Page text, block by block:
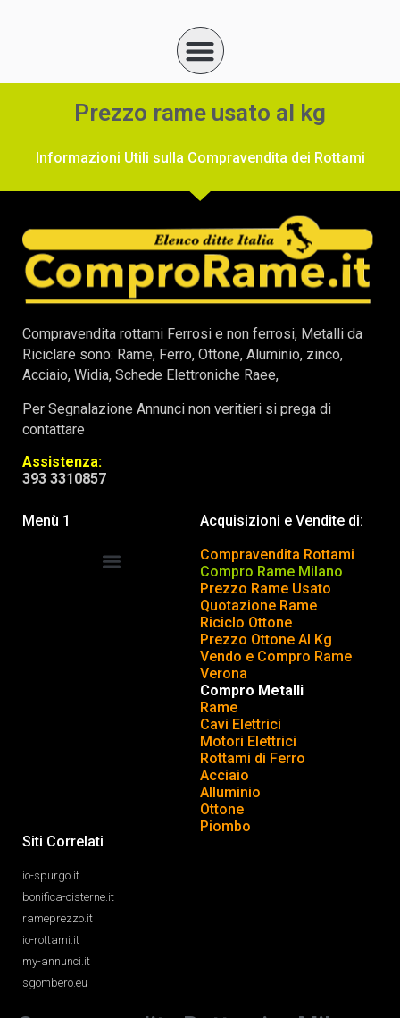
Prezzo rame usato al kg
Informazioni Utili sulla Compravendita dei Rottami
Compravendita rottami Ferrosi e non ferrosi, Metalli da
Riciclare sono: Rame, Ferro, Ottone, Aluminio, zinco,
Acciaio, Widia, Schede Elettroniche Raee,
Per Segnalazione Annunci non veritieri si prega di
contattare
Assistenza:
393 3310857
Menù 1
Acquisizioni e Vendite di:
Compravendita Rottami
Compro Rame Milano
Prezzo Rame Usato
Quotazione Rame
Riciclo Ottone
Prezzo Ottone Al Kg
Vendo e Compro Rame
Verona
Compro Metalli
Rame
Cavi Elettrici
Motori Elettrici
Rottami di Ferro
Acciaio
Alluminio
Ottone
Piombo
Siti Correlati
io-spurgo.it
bonifica-cisterne.it
rameprezzo.it
io-rottami.it
my-annunci.it
sgombero.eu